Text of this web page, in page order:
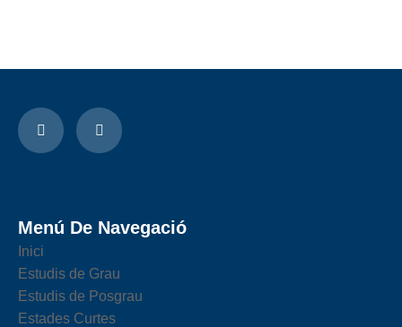
Menú De Navegació
Inici
Estudis de Grau
Estudis de Posgrau
Estades Curtes